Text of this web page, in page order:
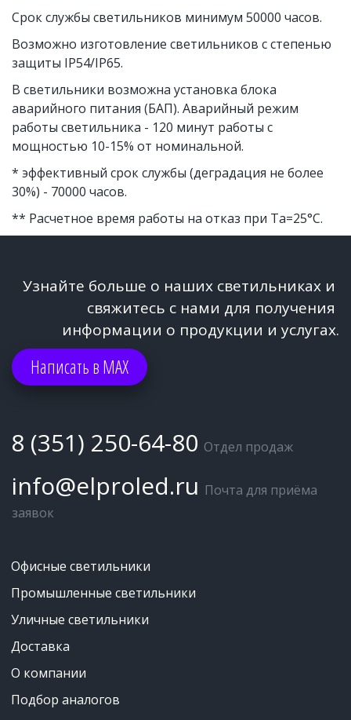
Срок службы светильников минимум 50000 часов.
Возможно изготовление светильников с степенью
защиты IP54/IP65.
В светильники возможна установка блока
аварийного питания (БАП). Аварийный режим
работы светильника - 120 минут работы с
мощностью 10-15% от номинальной.
* эффективный срок службы (деградация не более
30%) - 70000 часов.
** Расчетное время работы на отказ при Ta=25°C.
Узнайте больше о наших светильниках и
свяжитесь с нами для получения
информации о продукции и услугах.
Написать в МАХ
8 (351) 250-64-80 Отдел продаж
info@elproled.ru Почта для приёма
заявок
Офисные светильники
Промышленные светильники
Уличные светильники
Доставка
О компании
Подбор аналогов